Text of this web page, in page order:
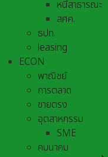
หนี้สาธารณะ
สศค.
ธปท.
leasing
ECON
พาณิชย์
การตลาด
ขายตรง
อุตสาหกรรม
SME
คมนาคม